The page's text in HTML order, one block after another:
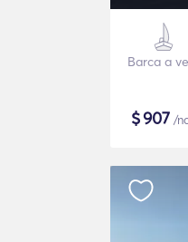
Barca a
$907 /